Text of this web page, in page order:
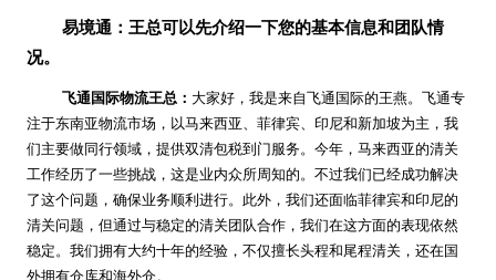
易境通：王总可以先介绍一下您的基本信息和团队情
况。
飞通国际物流王总： 大家好，我是来自飞通国际的王燕。飞通专
注于东南亚物流市场，以马来西亚、菲律宾、印尼和新加坡为主，我
们主要做同行领域，提供双清包税到门服务。今年，马来西亚的清关
工作经历了一些挑战，这是业内众所周知的。不过我们已经成功解决
了这个问题，确保业务顺利进行。此外，我们还面临菲律宾和印尼的
清关问题，但通过与稳定的清关团队合作，我们在这方面的表现依然
稳定。我们拥有大约十年的经验，不仅擅长头程和尾程清关，还在国
外拥有仓库和海外仓。